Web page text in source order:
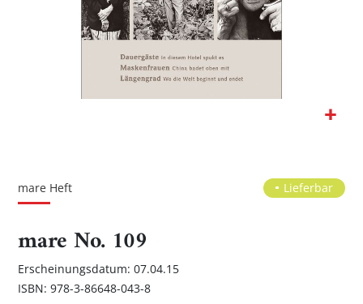
Bildgalerie
mare Heft Lieferbar
mare No. 109
Erscheinungsdatum: 07.04.15
ISBN: 978-3-86648-043-8